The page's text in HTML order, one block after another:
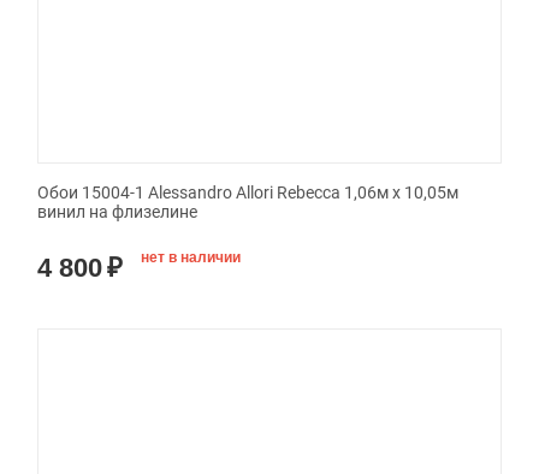
Обои 15004-1 Alessandro Allori Rebecca 1,06м х 10,05м
винил на флизелине
4 800₽ нет в наличии